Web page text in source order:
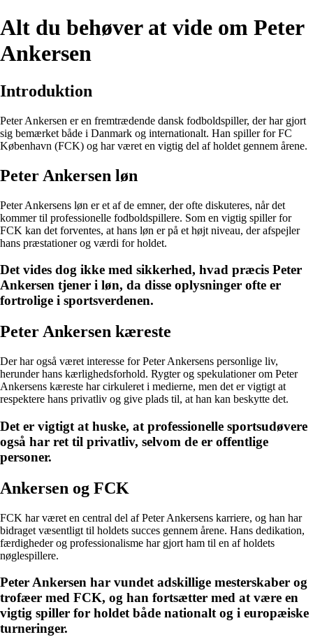
Alt du behøver at vide om Peter
Ankersen
Introduktion
Peter Ankersen er en fremtrædende dansk fodboldspiller, der har gjort
sig bemærket både i Danmark og internationalt. Han spiller for FC
København (FCK) og har været en vigtig del af holdet gennem årene.
Peter Ankersen løn
Peter Ankersens løn er et af de emner, der ofte diskuteres, når det
kommer til professionelle fodboldspillere. Som en vigtig spiller for
FCK kan det forventes, at hans løn er på et højt niveau, der afspejler
hans præstationer og værdi for holdet.
Det vides dog ikke med sikkerhed, hvad præcis Peter
Ankersen tjener i løn, da disse oplysninger ofte er
fortrolige i sportsverdenen.
Peter Ankersen kæreste
Der har også været interesse for Peter Ankersens personlige liv,
herunder hans kærlighedsforhold. Rygter og spekulationer om Peter
Ankersens kæreste har cirkuleret i medierne, men det er vigtigt at
respektere hans privatliv og give plads til, at han kan beskytte det.
Det er vigtigt at huske, at professionelle sportsudøvere
også har ret til privatliv, selvom de er offentlige
personer.
Ankersen og FCK
FCK har været en central del af Peter Ankersens karriere, og han har
bidraget væsentligt til holdets succes gennem årene. Hans dedikation,
færdigheder og professionalisme har gjort ham til en af holdets
nøglespillere.
Peter Ankersen har vundet adskillige mesterskaber og
trofæer med FCK, og han fortsætter med at være en
vigtig spiller for holdet både nationalt og i europæiske
turneringer.